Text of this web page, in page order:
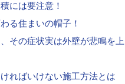
には要注意！
る住まいの帽子！
その症状実は外壁が悲鳴を上
ればいけない施工方法とは